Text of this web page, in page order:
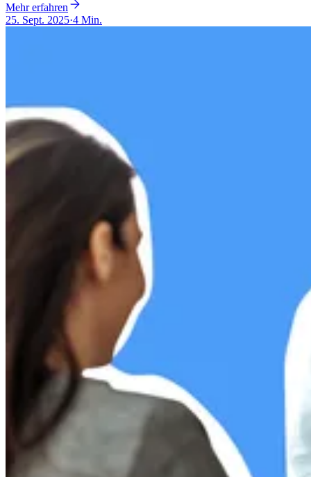
Mehr erfahren
25. Sept. 2025·4 Min.